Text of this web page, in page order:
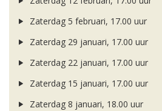
Zaterdag 5 februari, 17.00 uur
Zaterdag 29 januari, 17.00 uur
Zaterdag 22 januari, 17.00 uur
Zaterdag 15 januari, 17.00 uur
Zaterdag 8 januari, 18.00 uur